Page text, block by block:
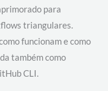
para
triangulares.
funcionam e como
também como
CLI.